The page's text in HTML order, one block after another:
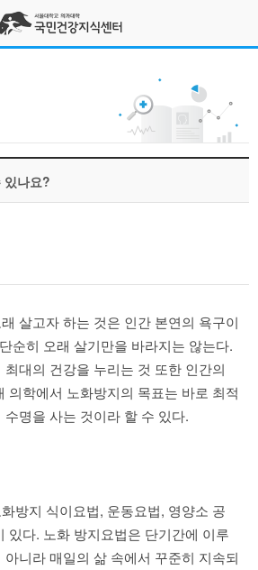
있나요?
살고자 하는 것은 인간 본연의 욕구이
순히 오래 살기만을 바라지는 않는다.
대의 건강을 누리는 것 또한 인간의
의학에서 노화방지의 목표는 바로 최적
명을 사는 것이라 할 수 있다.
방지 식이요법, 운동요법, 영양소 공
있다. 노화 방지요법은 단기간에 이루
니라 매일의 삶 속에서 꾸준히 지속되